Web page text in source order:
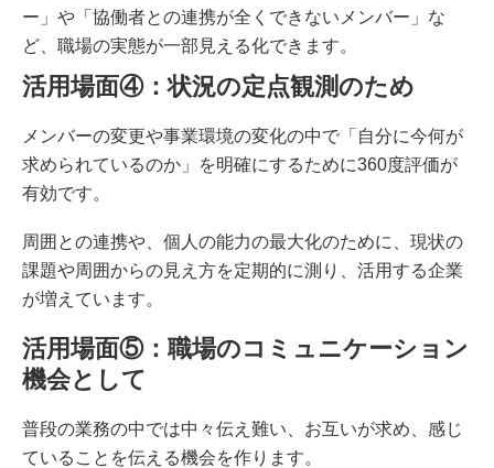
ー」や「協働者との連携が全くできないメンバー」な
ど、職場の実態が一部見える化できます。
活用場面④：状況の定点観測のため
メンバーの変更や事業環境の変化の中で「自分に今何が
求められているのか」を明確にするために360度評価が
有効です。
周囲との連携や、個人の能力の最大化のために、現状の
課題や周囲からの見え方を定期的に測り、活用する企業
が増えています。
活用場面⑤：職場のコミュニケーション
機会として
普段の業務の中では中々伝え難い、お互いが求め、感じ
ていることを伝える機会を作ります。